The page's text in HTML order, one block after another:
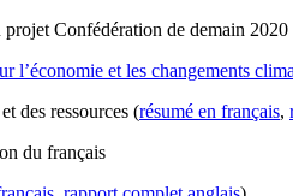
Confédération de demain 2020
l’économie et les changements
des ressources (résumé en français,
du français